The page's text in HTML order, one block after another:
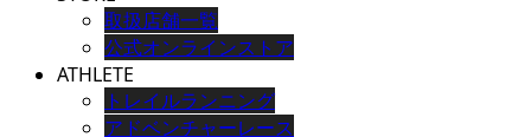
取扱店舗一覧
公式オンラインストア
ATHLETE
トレイルランニング
アドベンチャーレース